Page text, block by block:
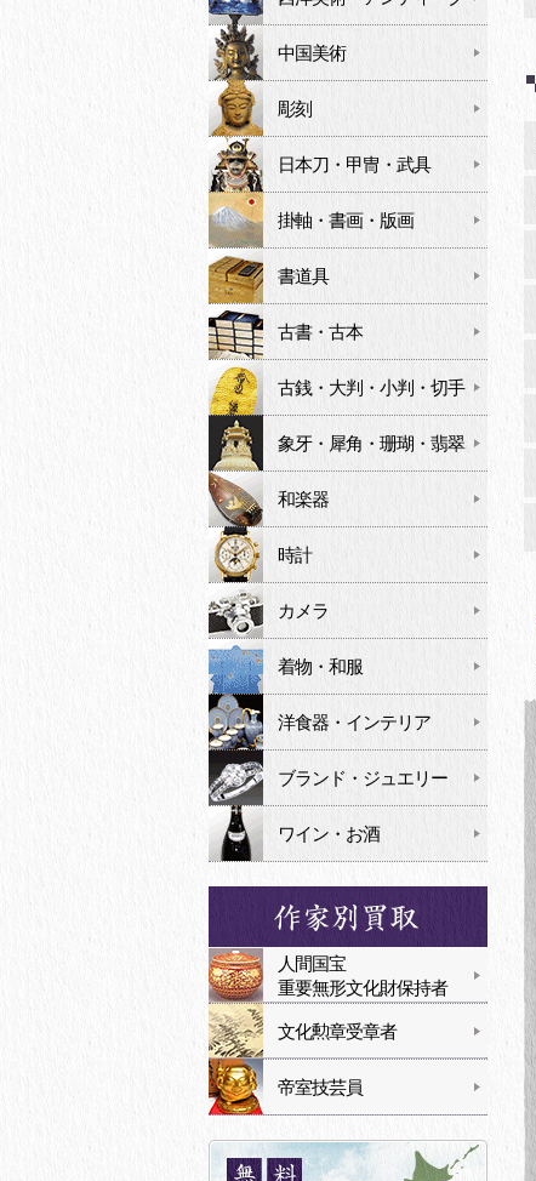
中国美術
彫刻
日本刀・甲冑・武具
掛軸・書画・版画
書道具
古書・古本
古銭・大判・小判・切手
象牙・犀角・珊瑚・翡翠
和楽器
時計
カメラ
着物・和服
洋食器・インテリア
ブランド・ジュエリー
ワイン・お酒
人間国宝
重要無形文化財保持者
文化勲章受章者
帝室技芸員